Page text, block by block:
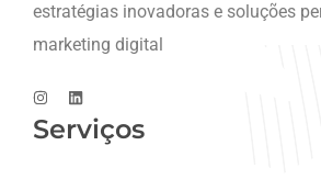
estratégias inovadoras e soluções
marketing digital
Serviços